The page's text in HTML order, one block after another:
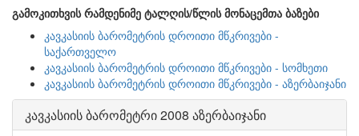
გამოკითხვის რამდენიმე ტალღის/წლის მონაცემთა ბაზები
კავკასიის ბარომეტრის დროითი მწკრივები -
საქართველო
კავკასიის ბარომეტრის დროითი მწკრივები - სომხეთი
კავკასიის ბარომეტრის დროითი მწკრივები - აზერბაიჯანი
კავკასიის ბარომეტრი 2008 აზერბაიჯანი